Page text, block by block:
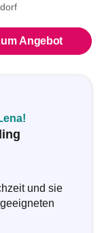
Angebot
und sie